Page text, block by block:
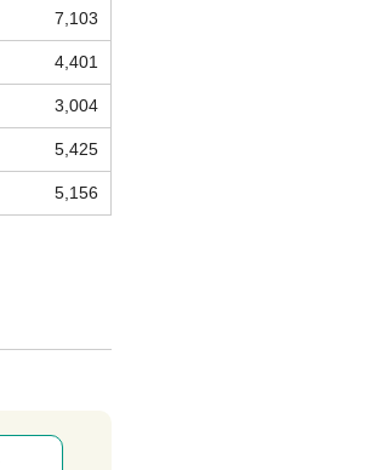
7,103
4,401
3,004
5,425
5,156